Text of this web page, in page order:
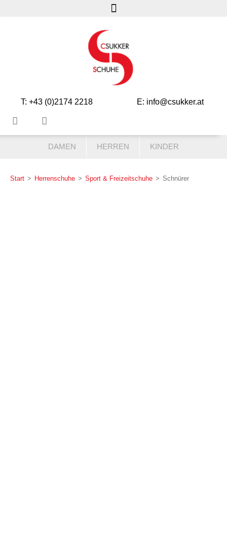
T: +43 (0)2174 2218 E: info@csukker.at
DAMEN HERREN KINDER
Start > Herrenschuhe > Sport & Freizeitschuhe > Schnürer